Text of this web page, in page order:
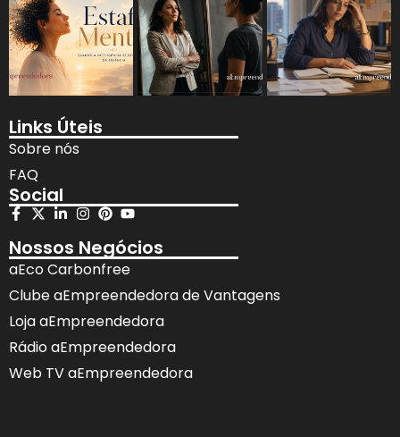
Links Úteis
Sobre nós
FAQ
Social
Nossos Negócios
aEco Carbonfree
Clube aEmpreendedora de Vantagens
Loja aEmpreendedora
Rádio aEmpreendedora
Web TV aEmpreendedora